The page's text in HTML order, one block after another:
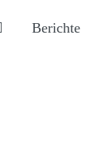
Berichte